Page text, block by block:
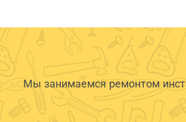
Мы занимаемся ремонтом